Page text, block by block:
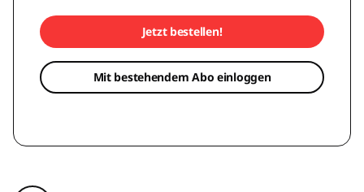
Jetzt bestellen!
Mit bestehendem Abo einloggen